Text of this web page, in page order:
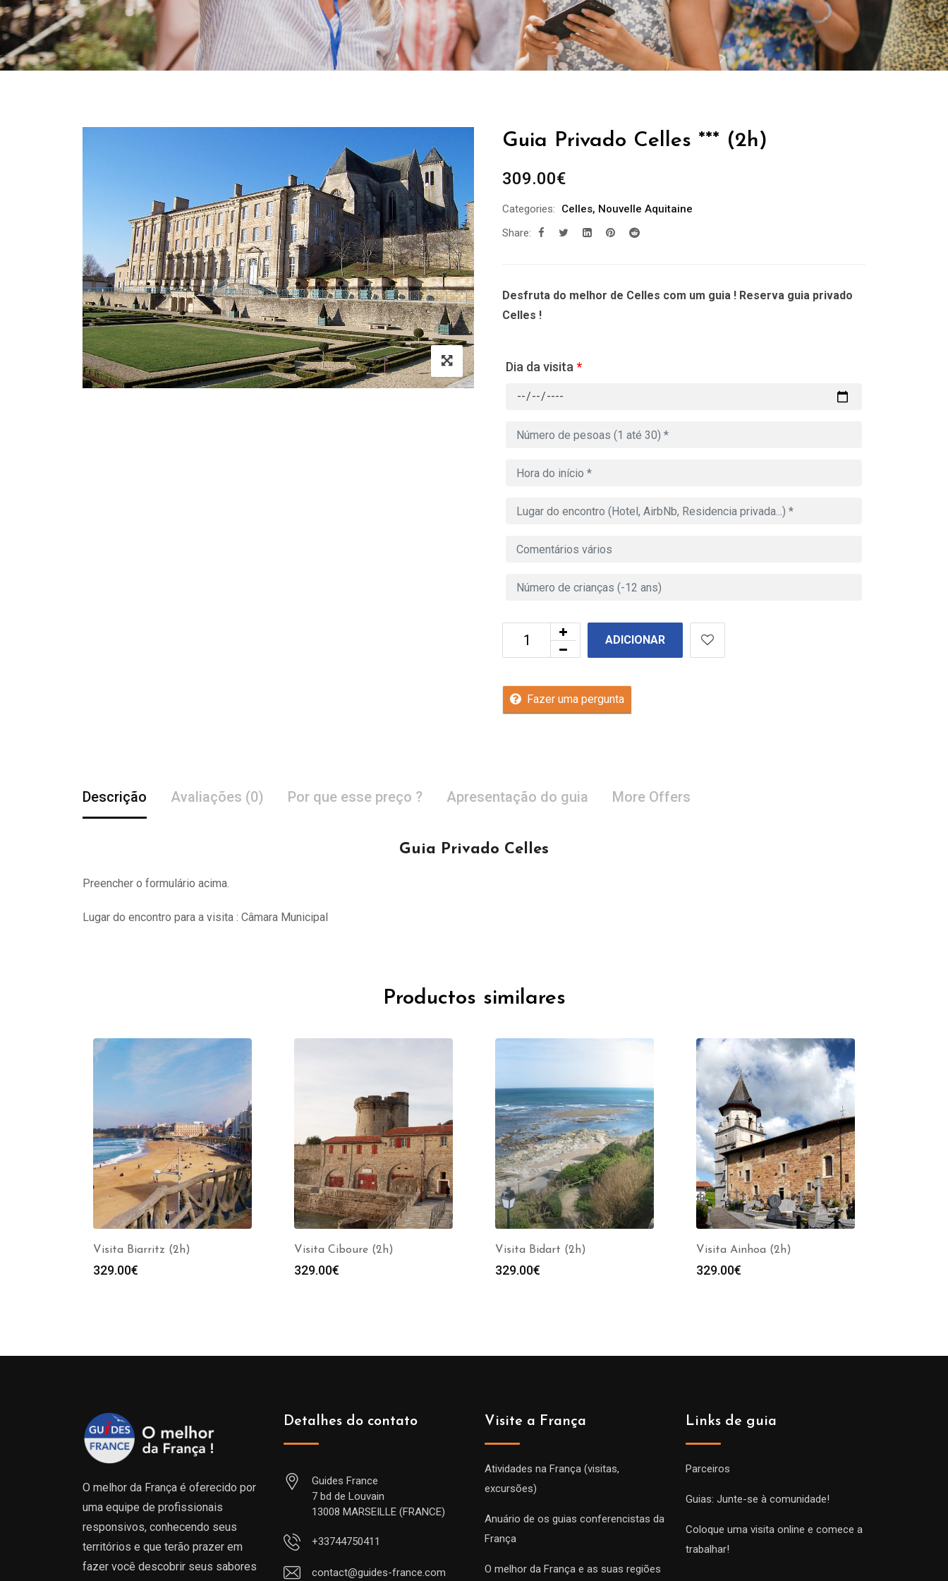
Guia Privado Celles *** (2h)
309.00€
Categories: Celles, Nouvelle Aquitaine
Share:
Desfruta do melhor de Celles com um guia ! Reserva guia privado
Celles !
Dia da visita *
ADICIONAR
Fazer uma pergunta
Descrição Avaliações (0) Por que esse preço ? Apresentação do guia More Offers
Guia Privado Celles
Preencher o formulário acima.
Lugar do encontro para a visita : Câmara Municipal
Productos similares
Visita Biarritz (2h)
329.00€
Visita Ciboure (2h)
329.00€
Visita Bidart (2h)
329.00€
Visita Ainhoa (2h)
329.00€
O melhor da França é oferecido por
uma equipe de profissionais
responsivos, conhecendo seus
territórios e que terão prazer em
fazer você descobrir seus sabores
Detalhes do contato
Guides France
7 bd de Louvain
13008 MARSEILLE (FRANCE)
+33744750411
contact@guides-france.com
Visite a França
Atividades na França (visitas,
excursões)
Anuário de os guias conferencistas da
França
O melhor da França e as suas regiões
Links de guia
Parceiros
Guias: Junte-se à comunidade!
Coloque uma visita online e comece a
trabalhar!